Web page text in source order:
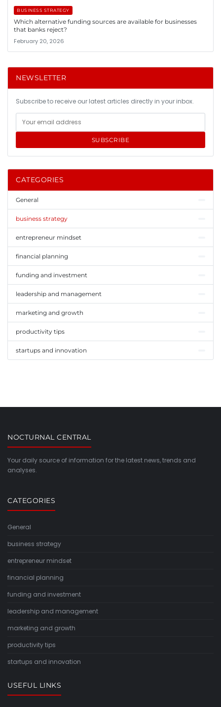
BUSINESS STRATEGY
Which alternative funding sources are available for businesses
that banks reject?
February 20, 2026
NEWSLETTER
Subscribe to receive our latest articles directly in your inbox.
SUBSCRIBE
CATEGORIES
General
business strategy
entrepreneur mindset
financial planning
funding and investment
leadership and management
marketing and growth
productivity tips
startups and innovation
NOCTURNAL CENTRAL
Your daily source of information for the latest news, trends and
analyses.
CATEGORIES
General
business strategy
entrepreneur mindset
financial planning
funding and investment
leadership and management
marketing and growth
productivity tips
startups and innovation
USEFUL LINKS